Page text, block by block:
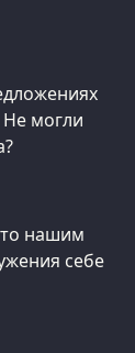
могли
нашим
себе